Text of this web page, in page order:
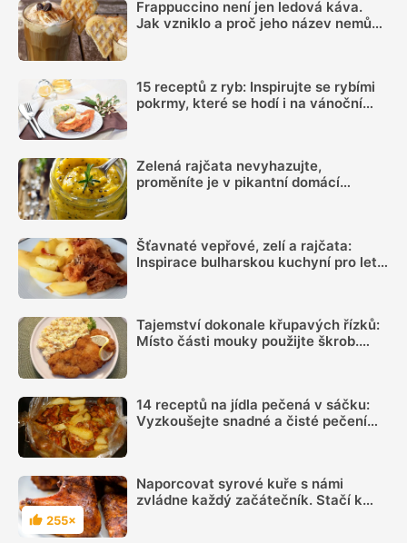
Frappuccino není jen ledová káva.
Jak vzniklo a proč jeho název nemůže
15 receptů z ryb: Inspirujte se rybími
pokrmy, které se hodí i na vánoční
Zelená rajčata nevyhazujte,
proměníte je v pikantní domácí
Šťavnaté vepřové, zelí a rajčata:
Inspirace bulharskou kuchyní pro letní
Tajemství dokonale křupavých řízků:
Místo části mouky použijte škrob.
14 receptů na jídla pečená v sáčku:
Vyzkoušejte snadné a čisté pečení
Hodnocení
255×
Naporcovat syrové kuře s námi
zvládne každý začátečník. Stačí k